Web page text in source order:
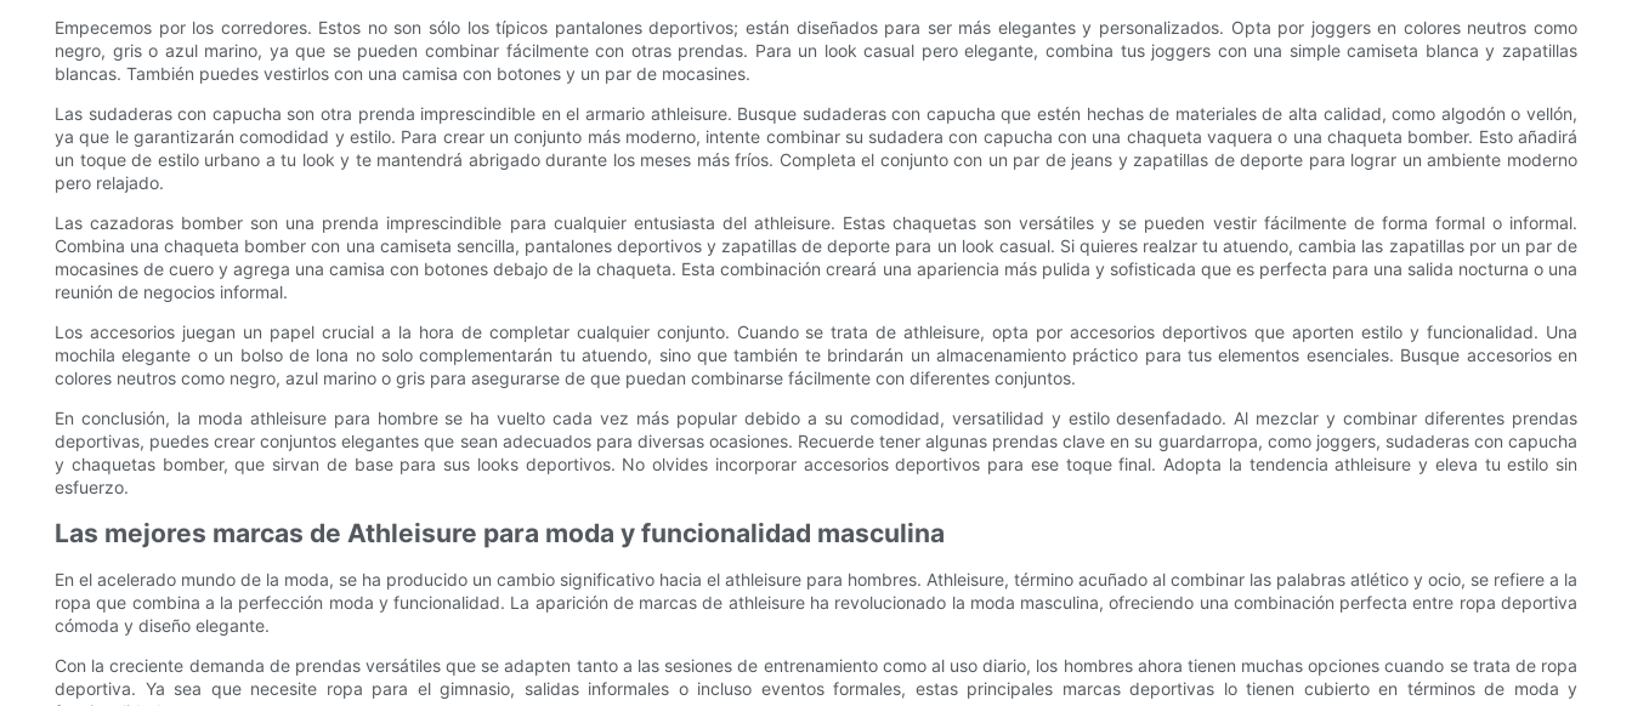
Empecemos por los corredores. Estos no son sólo los típicos pantalones deportivos; están diseñados para ser más elegantes y personalizados. Opta por joggers en colores neutros como
negro, gris o azul marino, ya que se pueden combinar fácilmente con otras prendas. Para un look casual pero elegante, combina tus joggers con una simple camiseta blanca y zapatillas
blancas. También puedes vestirlos con una camisa con botones y un par de mocasines.
Las sudaderas con capucha son otra prenda imprescindible en el armario athleisure. Busque sudaderas con capucha que estén hechas de materiales de alta calidad, como algodón o vellón,
ya que le garantizarán comodidad y estilo. Para crear un conjunto más moderno, intente combinar su sudadera con capucha con una chaqueta vaquera o una chaqueta bomber. Esto añadirá
un toque de estilo urbano a tu look y te mantendrá abrigado durante los meses más fríos. Completa el conjunto con un par de jeans y zapatillas de deporte para lograr un ambiente moderno
pero relajado.
Las cazadoras bomber son una prenda imprescindible para cualquier entusiasta del athleisure. Estas chaquetas son versátiles y se pueden vestir fácilmente de forma formal o informal.
Combina una chaqueta bomber con una camiseta sencilla, pantalones deportivos y zapatillas de deporte para un look casual. Si quieres realzar tu atuendo, cambia las zapatillas por un par de
mocasines de cuero y agrega una camisa con botones debajo de la chaqueta. Esta combinación creará una apariencia más pulida y sofisticada que es perfecta para una salida nocturna o una
reunión de negocios informal.
Los accesorios juegan un papel crucial a la hora de completar cualquier conjunto. Cuando se trata de athleisure, opta por accesorios deportivos que aporten estilo y funcionalidad. Una
mochila elegante o un bolso de lona no solo complementarán tu atuendo, sino que también te brindarán un almacenamiento práctico para tus elementos esenciales. Busque accesorios en
colores neutros como negro, azul marino o gris para asegurarse de que puedan combinarse fácilmente con diferentes conjuntos.
En conclusión, la moda athleisure para hombre se ha vuelto cada vez más popular debido a su comodidad, versatilidad y estilo desenfadado. Al mezclar y combinar diferentes prendas
deportivas, puedes crear conjuntos elegantes que sean adecuados para diversas ocasiones. Recuerde tener algunas prendas clave en su guardarropa, como joggers, sudaderas con capucha
y chaquetas bomber, que sirvan de base para sus looks deportivos. No olvides incorporar accesorios deportivos para ese toque final. Adopta la tendencia athleisure y eleva tu estilo sin
esfuerzo.
Las mejores marcas de Athleisure para moda y funcionalidad masculina
En el acelerado mundo de la moda, se ha producido un cambio significativo hacia el athleisure para hombres. Athleisure, término acuñado al combinar las palabras atlético y ocio, se refiere a la
ropa que combina a la perfección moda y funcionalidad. La aparición de marcas de athleisure ha revolucionado la moda masculina, ofreciendo una combinación perfecta entre ropa deportiva
cómoda y diseño elegante.
Con la creciente demanda de prendas versátiles que se adapten tanto a las sesiones de entrenamiento como al uso diario, los hombres ahora tienen muchas opciones cuando se trata de ropa
deportiva. Ya sea que necesite ropa para el gimnasio, salidas informales o incluso eventos formales, estas principales marcas deportivas lo tienen cubierto en términos de moda y